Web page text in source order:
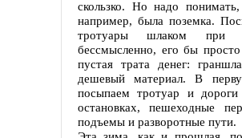
скользко. Но надо
например, была поземка.
тротуары шлаком при
бессмысленно, его бы
пустая трата денег:
дешевый материал. В
посыпаем тротуар и
остановках, пешеходные
подъемы и разворотные пути.